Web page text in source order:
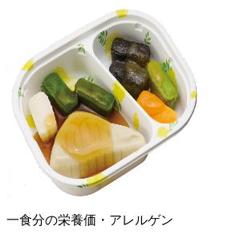
一食分の栄養価・アレルゲン